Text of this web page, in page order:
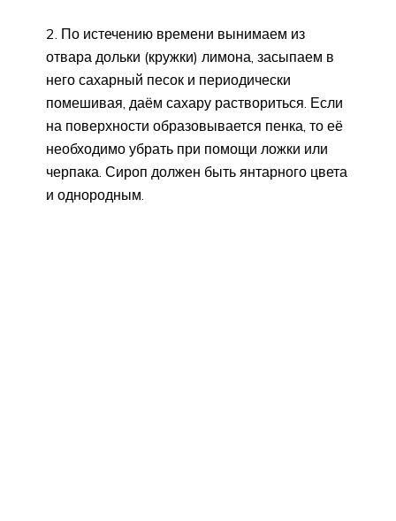
2. По истечению времени вынимаем из
отвара дольки (кружки) лимона, засыпаем в
него сахарный песок и периодически
помешивая, даём сахару раствориться. Если
на поверхности образовывается пенка, то её
необходимо убрать при помощи ложки или
черпака. Сироп должен быть янтарного цвета
и однородным.